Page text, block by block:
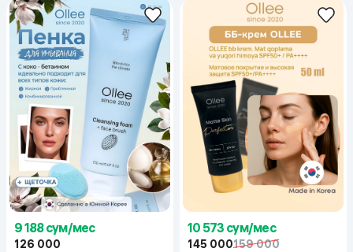
9 188 сум/мес
126 000
10 573 сум/мес
145 000159 000